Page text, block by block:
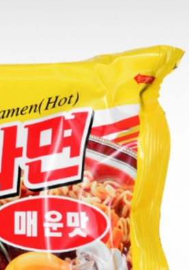
перца, порошок ароматизатора
говяжьего бульона, порошок
настоящий ароматизатор,
ферментированный
порошок, насыщенный порошок
перца, порошок вкуса чили,
перца, порошок умами,
из настоящих грибов, порошок
овощей из грибов, порошок соевого
Оттоги, основа умами, порошок
жарки, основа вкуса, усилитель